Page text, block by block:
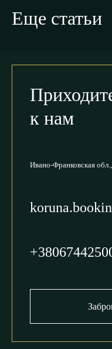
Еще статьи
к нам
Ивано-Франковская обл.,